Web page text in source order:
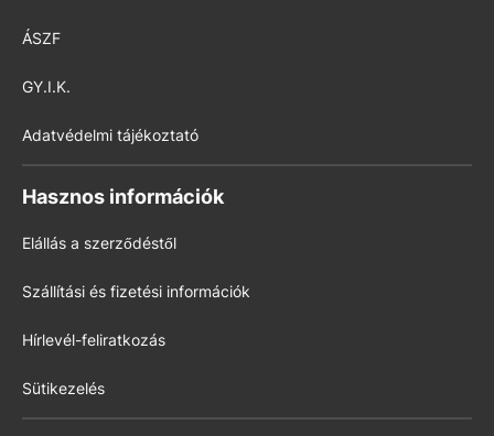
ÁSZF
GY.I.K.
Adatvédelmi tájékoztató
Hasznos információk
Elállás a szerződéstől
Szállítási és fizetési információk
Hírlevél-feliratkozás
Sütikezelés